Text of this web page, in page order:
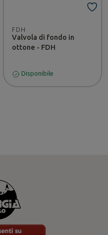
FDH
Valvola di fondo in
ottone - FDH
Disponibile